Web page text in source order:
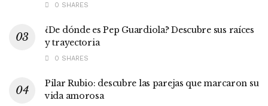
0 SHARES
¿De dónde es Pep Guardiola? Descubre sus raíces
y trayectoria
0 SHARES
Pilar Rubio: descubre las parejas que marcaron su
vida amorosa